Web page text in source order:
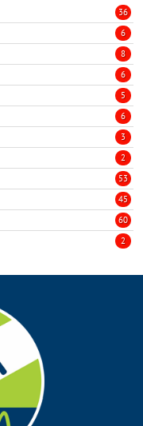
36
6
8
6
5
6
3
2
53
45
60
2